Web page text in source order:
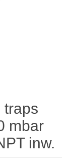
traps
mbar
inw.